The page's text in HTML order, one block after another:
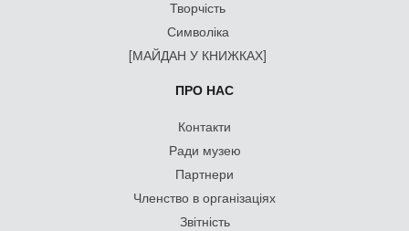
Творчість
Символіка
[МАЙДАН У КНИЖКАХ]
ПРО НАС
Контакти
Ради музею
Партнери
Членство в організаціях
Звітність